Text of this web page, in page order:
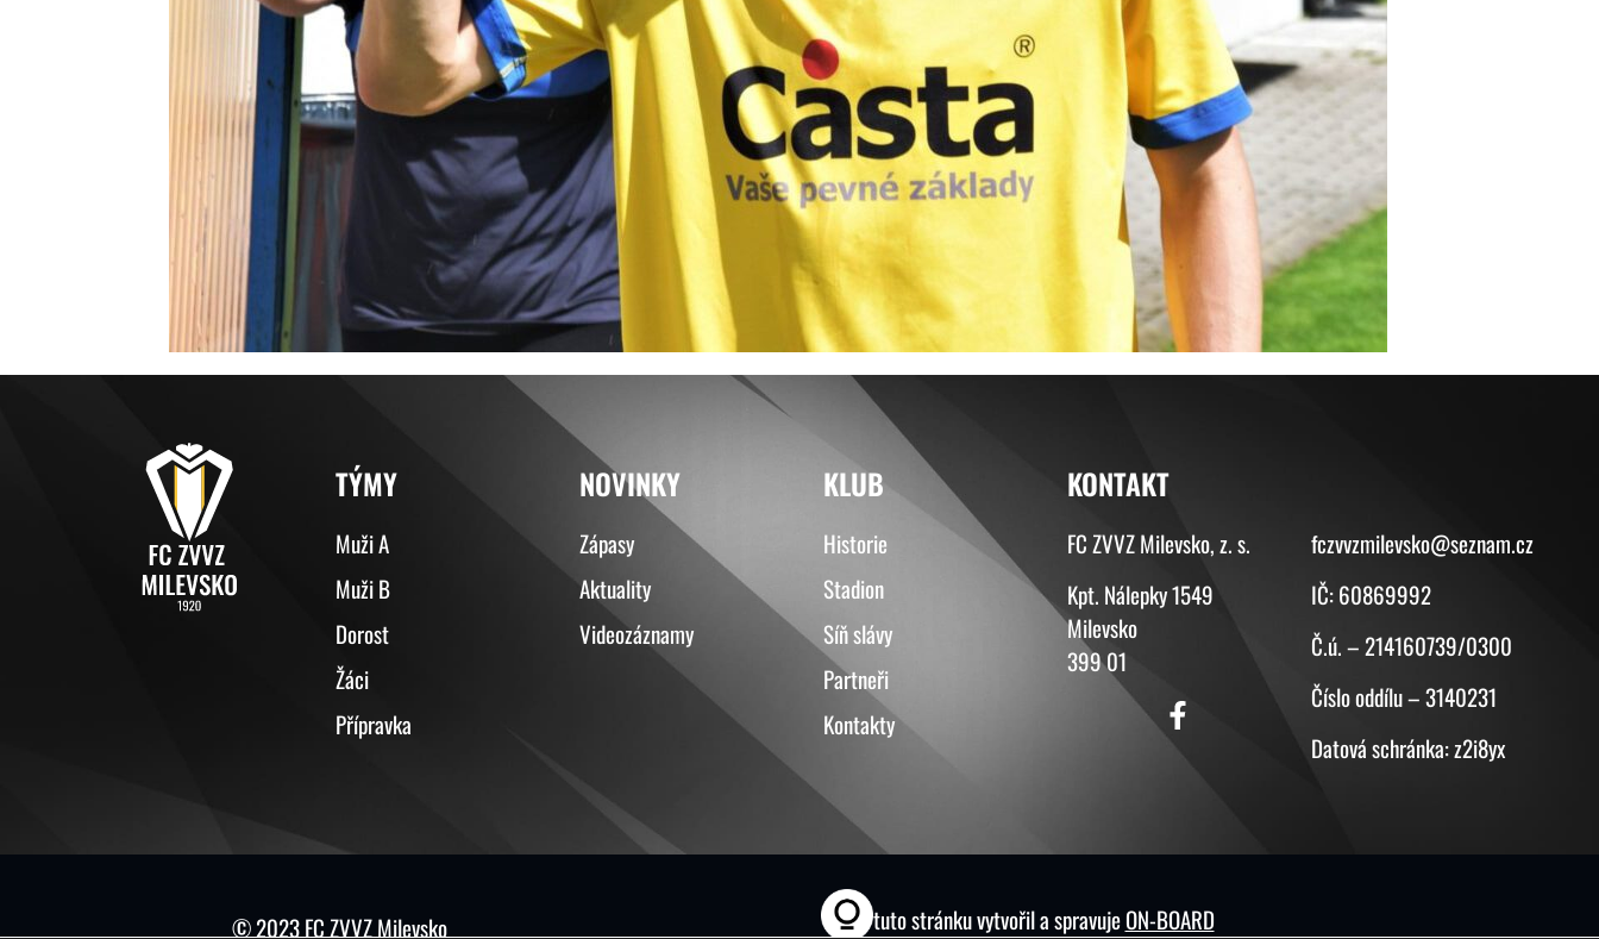
TÝMY
Muži A
Muži B
Dorost
Žáci
Přípravka
NOVINKY
Zápasy
Aktuality
Videozáznamy
KLUB
Historie
Stadion
Síň slávy
Partneři
Kontakty
KONTAKT
FC ZVVZ Milevsko, z. s.
Kpt. Nálepky 1549
Milevsko
399 01
fczvvzmilevsko@seznam.cz
IČ: 60869992
Č.ú. – 214160739/0300
Číslo oddílu – 3140231
Datová schránka: z2i8yx
© 2023 FC ZVVZ Milevsko tuto stránku vytvořil a spravujeON-BOARD